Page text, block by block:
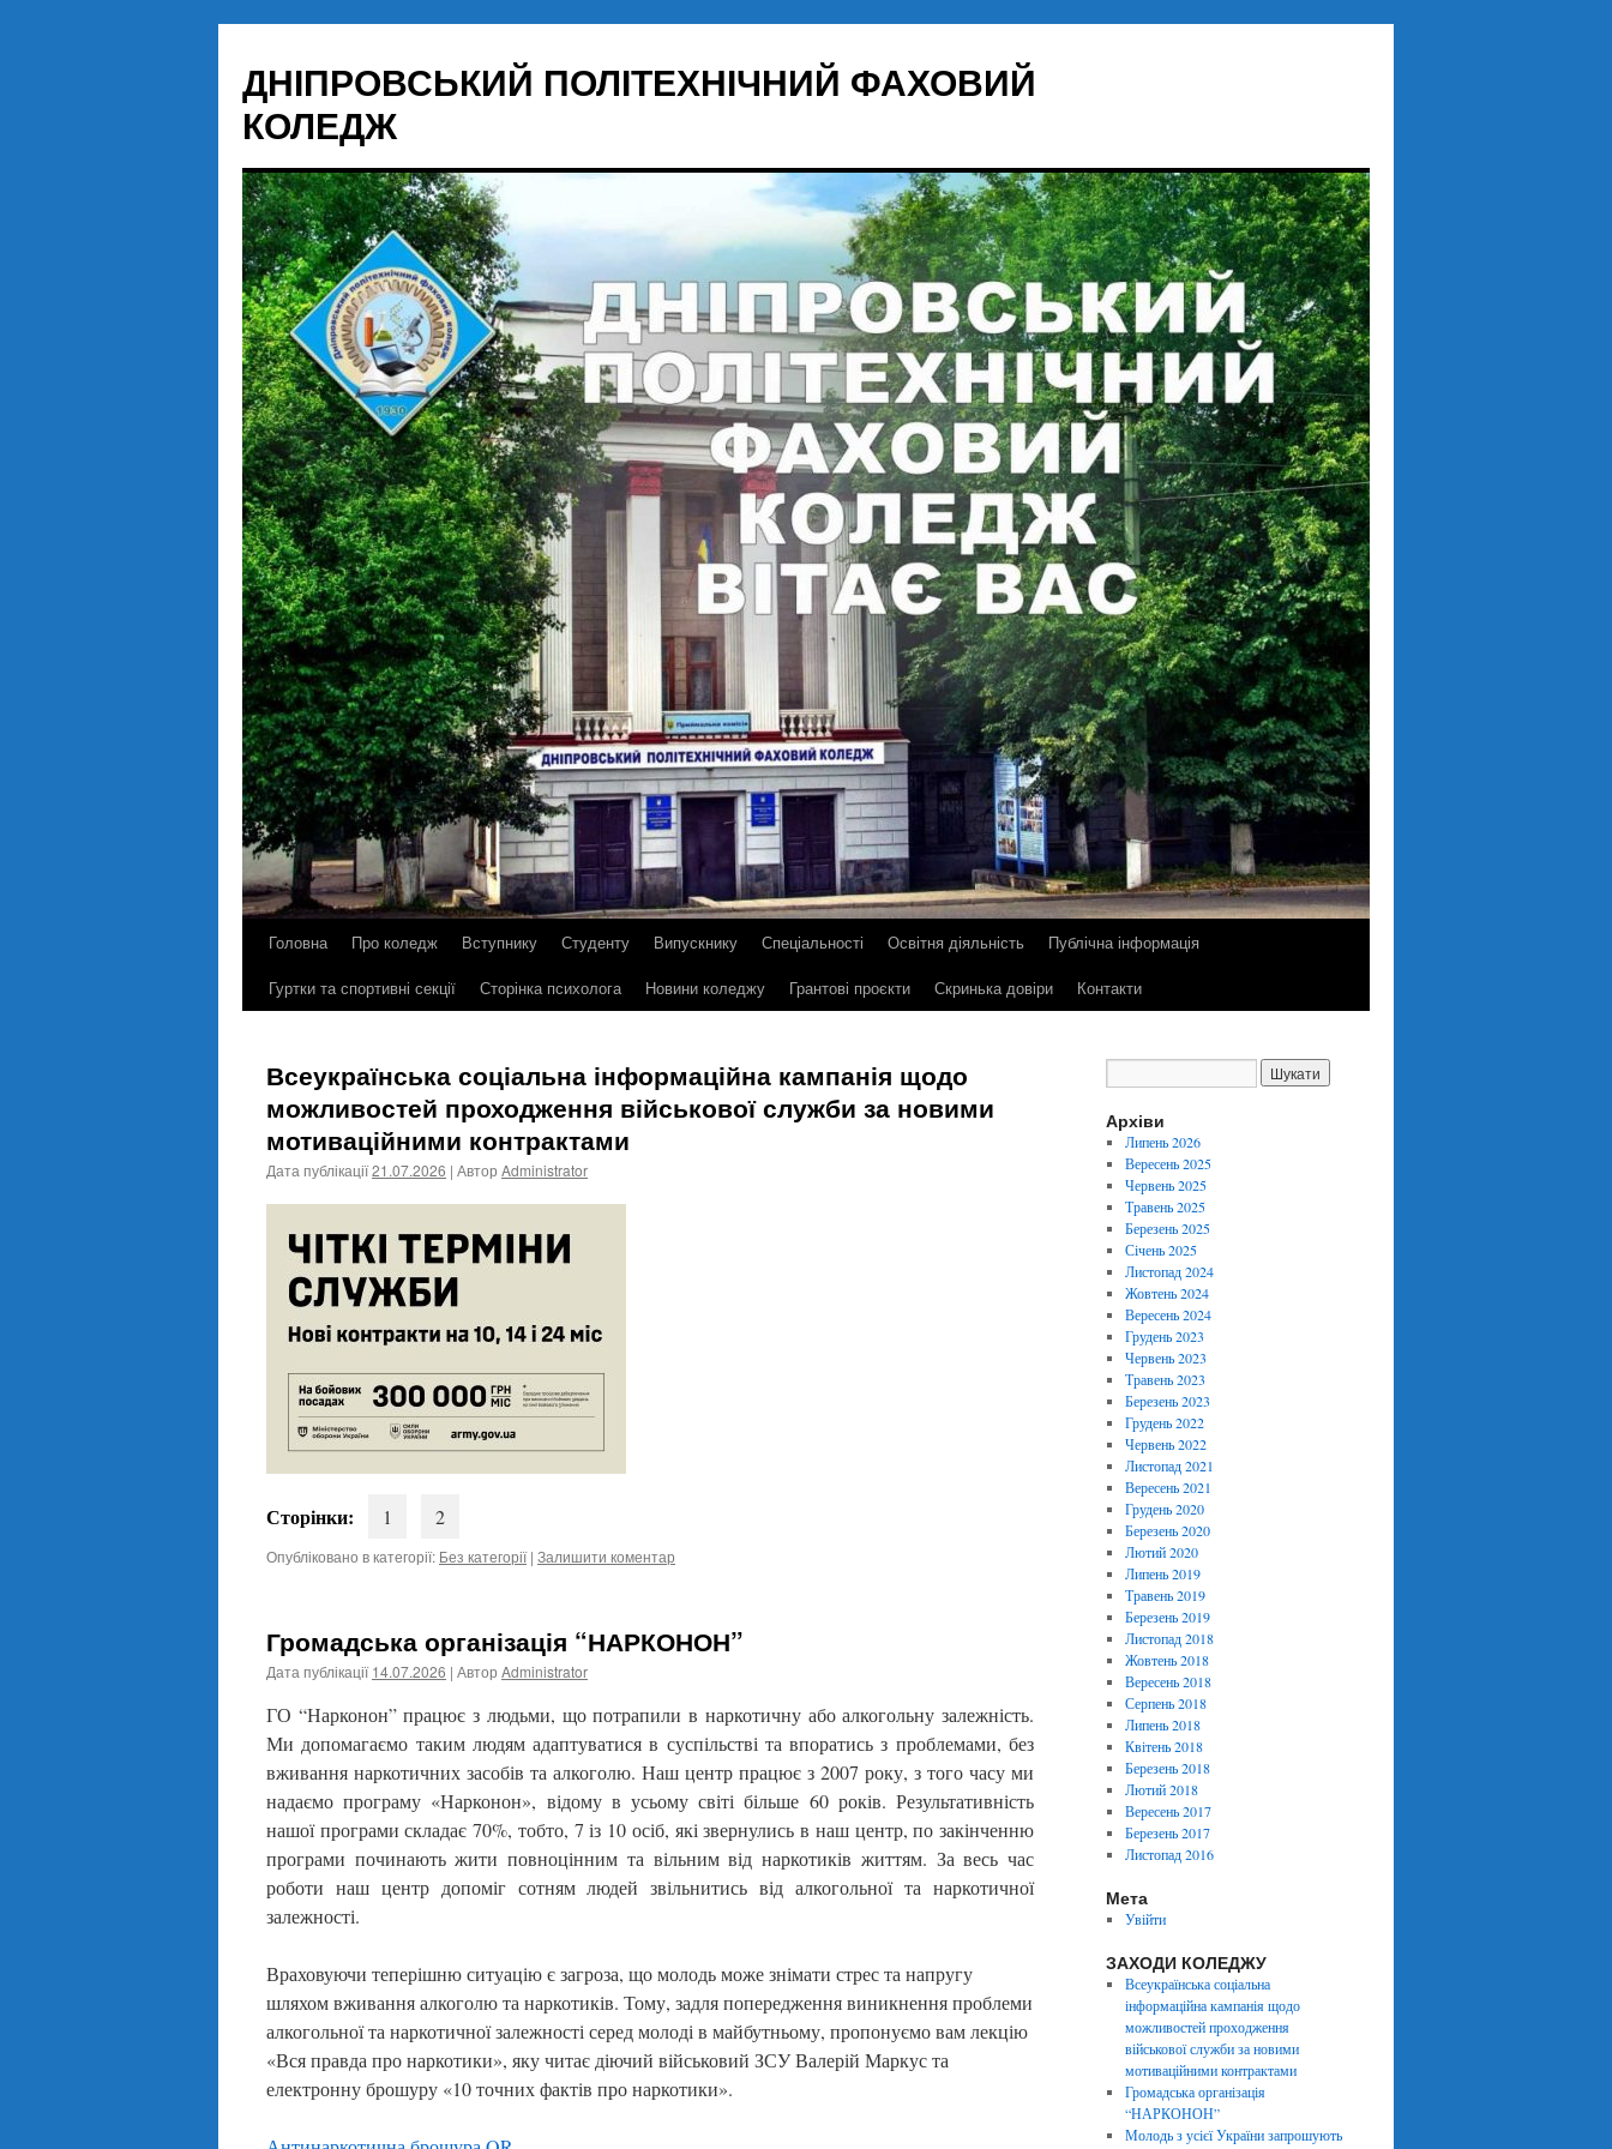
вмісту
ДНІПРОВСЬКИЙ ПОЛІТЕХНІЧНИЙ ФАХОВИЙ
КОЛЕДЖ
Головна Про коледж Вступнику Студенту Випускнику Спеціальності Освітня діяльність
Публічна інформація
Гуртки та спортивні секції
Сторінка психолога Новини коледжу Грантові проєкти Скринька довіри Контакти
Всеукраїнська соціальна інформаційна кампанія щодо
можливостей проходження військової служби за новими
мотиваційними контрактами
Дата публікації21.07.2026 | Автор Administrator
Сторінки: 1 2
Опубліковано в категорії: Без категорії | Залишити коментар
Громадська організація “НАРКОНОН”
Дата публікації 14.07.2026 | Автор Administrator
ГО “Нарконон” працює з людьми, що потрапили в наркотичну або алкогольну залежність.
Ми допомагаємо таким людям адаптуватися в суспільстві та впоратись з проблемами, без
вживання наркотичних засобів та алкоголю. Наш центр працює з 2007 року, з того часу ми
надаємо програму «Нарконон», відому в усьому світі більше 60 років. Результативність
нашої програми складає 70%, тобто, 7 із 10 осіб, які звернулись в наш центр, по закінченню
програми починають жити повноцінним та вільним від наркотиків життям. За весь час
роботи наш центр допоміг сотням людей звільнитись від алкогольної та наркотичної
залежності.
Враховуючи теперішню ситуацію є загроза, що молодь може знімати стрес та напругу
шляхом вживання алкоголю та наркотиків. Тому, задля попередження виникнення проблеми
алкогольної та наркотичної залежності серед молоді в майбутньому, пропонуємо вам лекцію
«Вся правда про наркотики», яку читає діючий військовий ЗСУ Валерій Маркус та
електронну брошуру «10 точних фактів про наркотики».
Архіви
Липень 2026
Вересень 2025
Червень 2025
Травень 2025
Березень 2025
Січень 2025
Листопад 2024
Жовтень 2024
Вересень 2024
Грудень 2023
Червень 2023
Травень 2023
Березень 2023
Грудень 2022
Червень 2022
Листопад 2021
Вересень 2021
Грудень 2020
Березень 2020
Лютий 2020
Липень 2019
Травень 2019
Березень 2019
Листопад 2018
Жовтень 2018
Вересень 2018
Серпень 2018
Липень 2018
Квітень 2018
Березень 2018
Лютий 2018
Вересень 2017
Березень 2017
Листопад 2016
Мета
Увійти
ЗАХОДИ КОЛЕДЖУ
Всеукраїнська соціальна
інформаційна кампанія щодо
можливостей проходження
військової служби за новими
мотиваційними контрактами
Громадська організація
“НАРКОНОН”
Молодь з усієї України запрошують